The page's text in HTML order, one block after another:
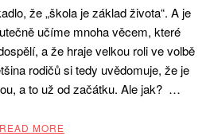
že „škola je základ života“. A je
učíme mnoha věcem, které
a že hraje velkou roli ve volbě
rodičů si tedy uvědomuje, že je
a to už od začátku. Ale jak? …
READ MORE